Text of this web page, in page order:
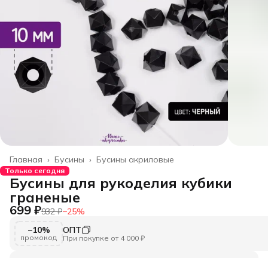
Бусины акриловые
Бусины ›
Главная ›
Только сегодня
Бусины для рукоделия кубики
граненые
699 ₽932 ₽−25%
−10%
промокод
ОПТ
При покупке от 4 000 ₽